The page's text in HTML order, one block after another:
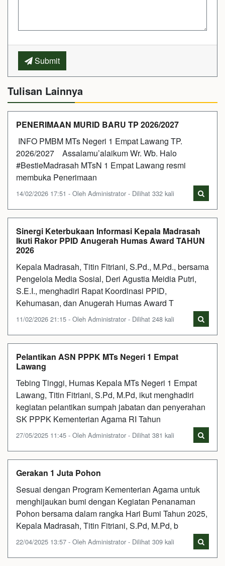
Submit
Tulisan Lainnya
PENERIMAAN MURID BARU TP 2026/2027
INFO PMBM MTs Negeri 1 Empat Lawang TP.
2026/2027 Assalamu’alaikum Wr. Wb. Halo
#BestieMadrasah MTsN 1 Empat Lawang resmi
membuka Penerimaan
14/02/2026 17:51 - Oleh Administrator - Dilihat 332 kali
Sinergi Keterbukaan Informasi Kepala Madrasah
Ikuti Rakor PPID Anugerah Humas Award TAHUN
2026
Kepala Madrasah, Titin Fitriani, S.Pd., M.Pd., bersama
Pengelola Media Sosial, Deri Agustia Meidia Putri,
S.E.I., menghadiri Rapat Koordinasi PPID,
Kehumasan, dan Anugerah Humas Award T
11/02/2026 21:15 - Oleh Administrator - Dilihat 248 kali
Pelantikan ASN PPPK MTs Negeri 1 Empat
Lawang
Tebing Tinggi, Humas Kepala MTs Negeri 1 Empat
Lawang, Titin Fitriani, S.Pd, M.Pd, ikut menghadiri
kegiatan pelantikan sumpah jabatan dan penyerahan
SK PPPK Kementerian Agama RI Tahun
27/05/2025 11:45 - Oleh Administrator - Dilihat 381 kali
Gerakan 1 Juta Pohon
Sesuai dengan Program Kementerian Agama untuk
menghijaukan bumi dengan Kegiatan Penanaman
Pohon bersama dalam rangka Hari Bumi Tahun 2025,
Kepala Madrasah, Titin Fitriani, S.Pd, M.Pd, b
22/04/2025 13:57 - Oleh Administrator - Dilihat 309 kali